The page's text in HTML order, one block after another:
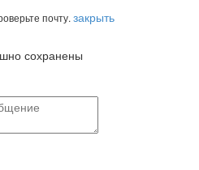
почту. закрыть
сохранены